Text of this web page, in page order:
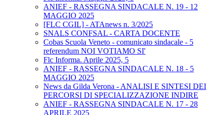
ANIEF - RASSEGNA SINDACALE N. 19 - 12
MAGGIO 2025
[FLC CGIL] - ATAnews n. 3/2025
SNALS CONFSAL - CARTA DOCENTE
Cobas Scuola Veneto - comunicato sindacale - 5
referendum NOI VOTIAMO SI'
Flc Informa. Aprile 2025, 5
ANIEF - RASSEGNA SINDACALE N. 18 - 5
MAGGIO 2025
News da Gilda Verona - ANALISI E SINTESI DEI
PERCORSI DI SPECIALIZZAZIONE INDIRE
ANIEF - RASSEGNA SINDACALE N. 17 - 28
APRILE 2025